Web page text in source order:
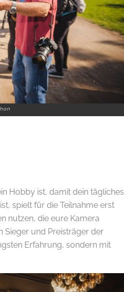
Hobby ist, damit dein tägliches
spielt für die Teilnahme erst
nutzen, die eure Kamera
Sieger und Preisträger der
Erfahrung, sondern mit